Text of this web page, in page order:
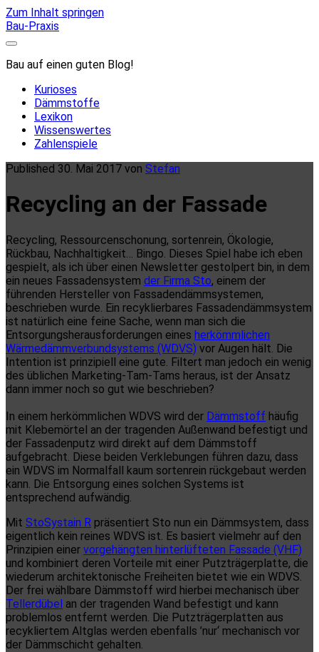
Zum Inhalt springen
Bau-Praxis
Bau auf einen guten Blog!
Kurioses
Dämmstoffe
Lexikon
Wissenswertes
Zahlenspiele
Published 30. Mai 2017 von Stefan
Recycling an der Fassade
Recycling, Ressourcenschonung, sortenrein, Ökologie,
Rückbau, Nachhaltigkeit… Bingo. Dieses Spiel habe ich eben
gespielt, als ich über einen Newsletter gestolpert bin, in dem
ein neues Fassadensystem der Firma Sto, einem der
führenden Hersteller von Fassadendämmsystemen,
beschrieben wurde. Ein recyklierbares Fassadendämmsystem
ist natürlich eine feine Sache, wenn man sich die
Entsorgungsherausforderungen eines herkömmlichen
Wärmedämmverbundsystems (WDVS) vor Augen hält. Die
Intention ist prinzipiell eine gute. Filtert man jedoch ein wenig
des üblichen Marketing-Tam-Tams heraus, ist der Ansatz
dann immer noch so gut wie beschrieben?
In einem herkömmlichen WDVS wird der Dämmstoff häufig
mit Klebemörtel an der tragenden Außenwand befestigt und
der Fassadenputz wird direkt auf dem Dämmstoff
aufgebracht. Diese beiden Verklebungen führen dazu, dass
ein WDVS im Normalfall kaum sortenrein rückgebaut werden
kann. Die Entsorgung eines solchen Systems ist
entsprechend aufwändig.
Mit StoSystain R präsentiert Sto nun ein Dämmsystem, dass
eigentlich kein reines WDVS ist. Es basiert vielmehr auf den
Prinzipien einer vorgehängten hinterlüfteten Fassade (VHF)
und kombiniert deren Vorteile mit einer Putzträgerplatte, die
wiederum architektonische Freiheiten bietet wie ein WDVS.
Der frei wählbare Dämmstoff wird hierbei mechanisch über
Tellerdübel an der tragenden Wand befestigt und kann
problemlos entfernt werden. Die Putzträgerplatten aus
recykliertem Altglas werden ebenfalls ’nur‘ mechanisch vor
der Dämmschicht gehalten.